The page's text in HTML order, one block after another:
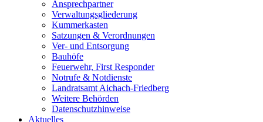
Ansprechpartner
Verwaltungsgliederung
Kummerkasten
Satzungen & Verordnungen
Ver- und Entsorgung
Bauhöfe
Feuerwehr, First Responder
Notrufe & Notdienste
Landratsamt Aichach-Friedberg
Weitere Behörden
Datenschutzhinweise
Aktuelles